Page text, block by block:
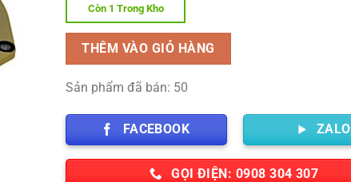
Còn 1 Trong Kho
THÊM VÀO GIỎ HÀNG
Sản phẩm đã bán: 50
FACEBOOK ZALO
GỌI ĐIỆN: 0908 304 307